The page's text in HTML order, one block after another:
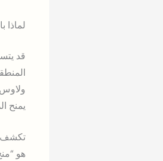
لماذا
قد
ولاوس
يمنح
تكشف
هو